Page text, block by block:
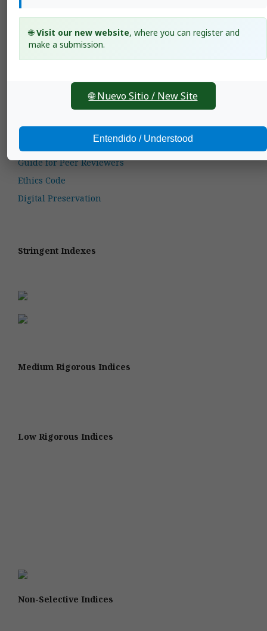
HTML (Español (España))
General Information
Usage policies
Author guidelines
Guide for Peer Reviewers
Ethics Code
Digital Preservation
Stringent Indexes
Medium Rigorous Indices
Low Rigorous Indices
Non-Selective Indices
🌐Visit our new website, where you can register and
make a submission.
🌐 Nuevo Sitio / New Site
Entendido / Understood